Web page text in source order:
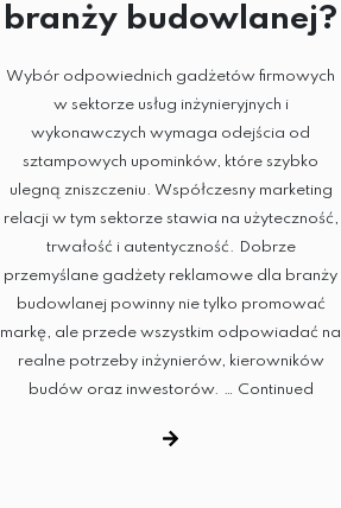
branży budowlanej?
Wybór odpowiednich gadżetów firmowych
w sektorze usług inżynieryjnych i
wykonawczych wymaga odejścia od
sztampowych upominków, które szybko
ulegną zniszczeniu. Współczesny marketing
relacji w tym sektorze stawia na użyteczność,
trwałość i autentyczność. Dobrze
przemyślane gadżety reklamowe dla branży
budowlanej powinny nie tylko promować
markę, ale przede wszystkim odpowiadać na
realne potrzeby inżynierów, kierowników
budów oraz inwestorów. … Continued